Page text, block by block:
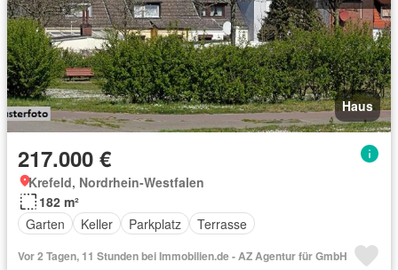
Haus
217.000 €
Krefeld, Nordrhein-Westfalen
182 m²
Garten
Keller Parkplatz Terrasse
Vor 2 Tagen, 11 Stunden bei Immobilien.de - AZ Agentur für GmbH